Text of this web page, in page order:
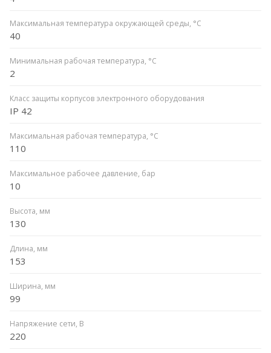
Максимальная температура окружающей среды, °С
40
Минимальная рабочая температура, °C
2
Класс защиты корпусов электронного оборудования
IP 42
Максимальная рабочая температура, °C
110
Максимальное рабочее давление, бар
10
Высота, мм
130
Длина, мм
153
Ширина, мм
99
Напряжение сети, В
220